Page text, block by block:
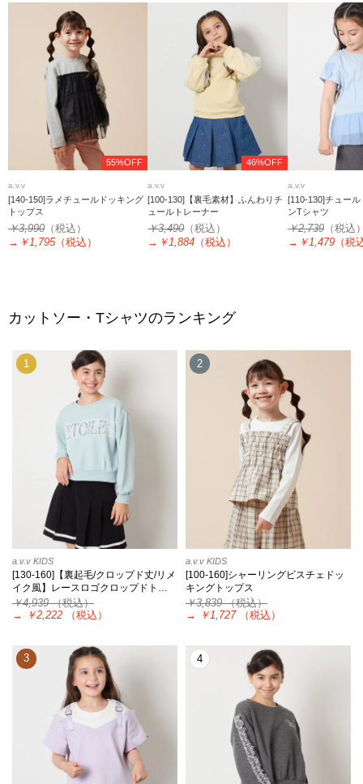
55%OFF
a.v.v
[140-150]ラメチュールドッキング
トップス
￥3,990 （税込）
→ ￥1,795（税込）
46%OFF
a.v.v
[100-130]【裏毛素材】ふんわりチ
ュールトレーナー
￥3,490（税込）
→ ￥1,884 （税込）
a.v.v
[110-130]チュー
ンTシャツ
￥2,739（税込
→ ￥1,479（税
カットソー・Tシャツのランキング
1
a.v.v KIDS
[130-160]【裏起毛/クロップド丈/リメ
イク風】レースロゴクロップドト…
￥4,939（税込）
→
￥2,222 （税込）
2
a.v.v KIDS
[100-160]シャーリングビスチェドッ
キングトップス
￥3,839（税込）
→
￥1,727 （税込）
3 4